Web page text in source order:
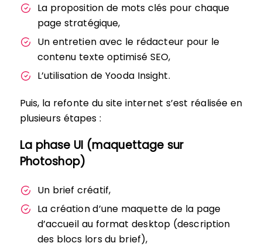
La proposition de mots clés pour chaque
page stratégique,
Un entretien avec le rédacteur pour le
contenu texte optimisé SEO,
L’utilisation de Yooda Insight.
Puis, la refonte du site internet s’est réalisée en
plusieurs étapes :
La phase UI (maquettage sur
Photoshop)
Un brief créatif,
La création d’une maquette de la page
d’accueil au format desktop (description
des blocs lors du brief),